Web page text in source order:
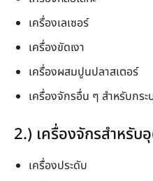
เครื่องเลเซอร์
เครื่องขัดเงา
เครื่องผสมปูนปลาสเตอร์
เครื่องจักรอื่น ๆ สำหรับกร
2.) เครื่องจักรสำหรับ
เครื่องประดับ